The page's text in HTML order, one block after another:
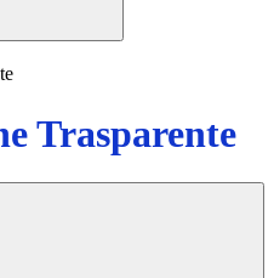
Trasparente